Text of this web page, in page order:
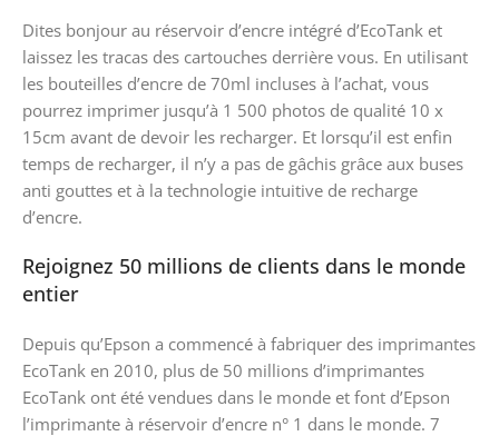
Dites bonjour au réservoir d’encre intégré d’EcoTank et
laissez les tracas des cartouches derrière vous. En utilisant
les bouteilles d’encre de 70ml incluses à l’achat, vous
pourrez imprimer jusqu’à 1 500 photos de qualité 10 x
15cm avant de devoir les recharger. Et lorsqu’il est enfin
temps de recharger, il n’y a pas de gâchis grâce aux buses
anti gouttes et à la technologie intuitive de recharge
d’encre.
Rejoignez 50 millions de clients dans le monde
entier
Depuis qu’Epson a commencé à fabriquer des imprimantes
EcoTank en 2010, plus de 50 millions d’imprimantes
EcoTank ont été vendues dans le monde et font d’Epson
l’imprimante à réservoir d’encre n° 1 dans le monde. 7